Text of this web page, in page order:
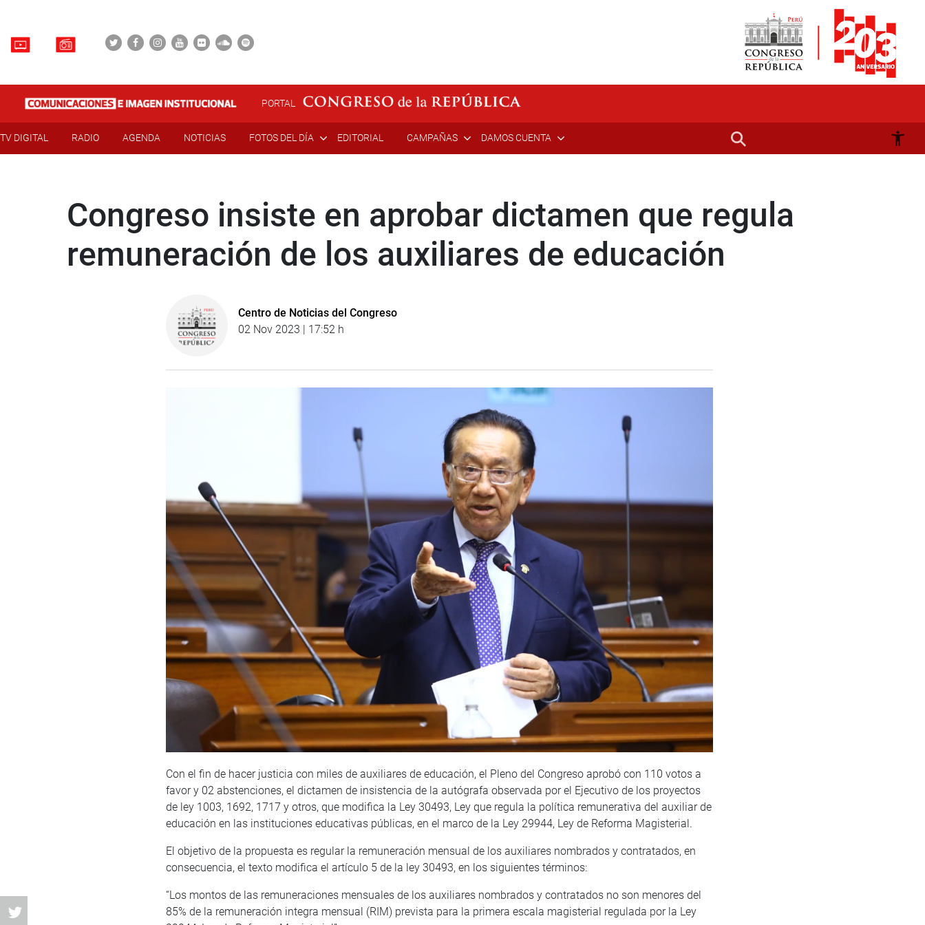
PORTAL
TV DIGITAL RADIO AGENDA NOTICIAS FOTOS DEL DÍA EDITORIAL CAMPAÑAS DAMOS CUENTA
Congreso insiste en aprobar dictamen que regula
remuneración de los auxiliares de educación
Centro de Noticias del Congreso
02 Nov 2023 | 17:52 h
Con el fin de hacer justicia con miles de auxiliares de educación, el Pleno del Congreso aprobó con 110 votos a
favor y 02 abstenciones, el dictamen de insistencia de la autógrafa observada por el Ejecutivo de los proyectos
de ley 1003, 1692, 1717 y otros, que modifica la Ley 30493, Ley que regula la política remunerativa del auxiliar de
educación en las instituciones educativas públicas, en el marco de la Ley 29944, Ley de Reforma Magisterial.
El objetivo de la propuesta es regular la remuneración mensual de los auxiliares nombrados y contratados, en
consecuencia, el texto modifica el artículo 5 de la ley 30493, en los siguientes términos:
“Los montos de las remuneraciones mensuales de los auxiliares nombrados y contratados no son menores del
85% de la remuneración integra mensual (RIM) prevista para la primera escala magisterial regulada por la Ley